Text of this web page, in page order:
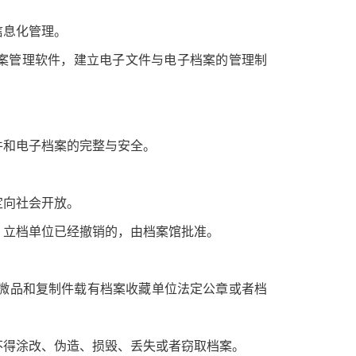
化管理。
理软件，建立电子文件与电子档案的管理制
电子档案的完整与安全。
社会开放。
档单位已经撤销的，由档案馆批准。
品和复制件载有档案收藏单位法定公章或者档
涂改、伪造、损毁、丢失或者窃取档案。